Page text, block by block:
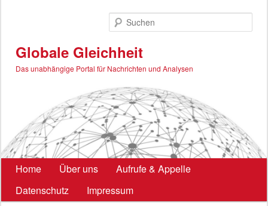
Globale Gleichheit
Das unabhängige Portal für Nachrichten und Analysen
Hauptmenü
Home Über uns
Aufrufe & Appelle
Datenschutz
Impressum